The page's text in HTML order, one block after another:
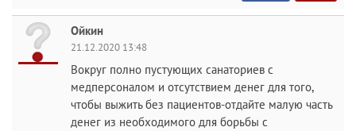
Ойкин
21.12.2020 13:48
Вокруг полно пустующих санаториев с
медперсоналом и отсутствием денег для того,
чтобы выжить без пациентов-отдайте малую часть
денег из необходимого для борьбы с